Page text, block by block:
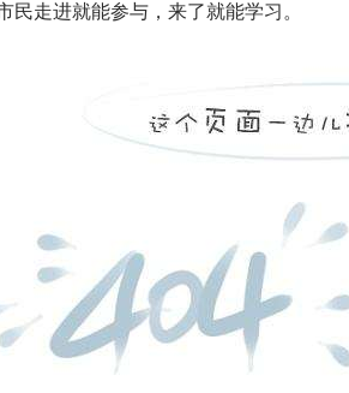
民走进就能参与，来了就能学习。